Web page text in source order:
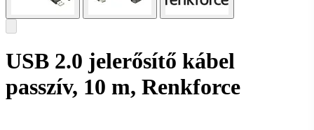
USB 2.0 jelerősítő kábel
passzív, 10 m, Renkforce